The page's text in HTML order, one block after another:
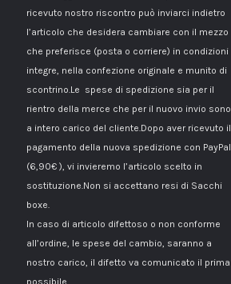
ricevuto nostro riscontro può inviarci indietro
l’articolo che desidera cambiare con il mezzo
che preferisce (posta o corriere) in condizioni
integre, nella confezione originale e munito di
scontrino.Le spese di spedizione sia per il
rientro della merce che per il nuovo invio sono
a intero carico del cliente.Dopo aver ricevuto il
pagamento della nuova spedizione con PayPal
(6,90€ ), vi invieremo l’articolo scelto in
sostituzione.Non si accettano resi di Sacchi
boxe.
In caso di articolo difettoso o non conforme
all’ordine, le spese del cambio, saranno a
nostro carico, il difetto va comunicato il prima
possibile.